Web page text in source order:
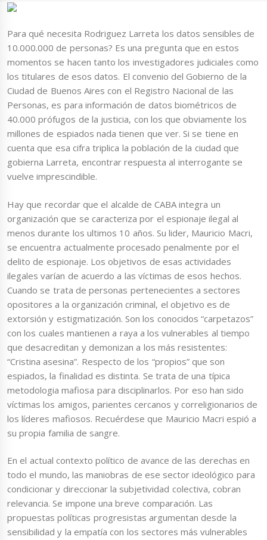
Para qué necesita Rodriguez Larreta los datos sensibles de
10.000.000 de personas? Es una pregunta que en estos
momentos se hacen tanto los investigadores judiciales como
los titulares de esos datos. El convenio del Gobierno de la
Ciudad de Buenos Aires con el Registro Nacional de las
Personas, es para información de datos biométricos de
40.000 prófugos de la justicia, con los que obviamente los
millones de espiados nada tienen que ver. Si se tiene en
cuenta que esa cifra triplica la población de la ciudad que
gobierna Larreta, encontrar respuesta al interrogante se
vuelve imprescindible.
Hay que recordar que el alcalde de CABA integra un
organización que se caracteriza por el espionaje ilegal al
menos durante los ultimos 10 años. Su lider, Mauricio Macri,
se encuentra actualmente procesado penalmente por el
delito de espionaje. Los objetivos de esas actividades
ilegales varían de acuerdo a las víctimas de esos hechos.
Cuando se trata de personas pertenecientes a sectores
opositores a la organización criminal, el objetivo es de
extorsión y estigmatización. Son los conocidos “carpetazos”
con los cuales mantienen a raya a los vulnerables al tiempo
que desacreditan y demonizan a los más resistentes:
“Cristina asesina”. Respecto de los “propios” que son
espiados, la finalidad es distinta. Se trata de una típica
metodologia mafiosa para disciplinarlos. Por eso han sido
víctimas los amigos, parientes cercanos y correligionarios de
los líderes mafiosos. Recuérdese que Mauricio Macri espió a
su propia familia de sangre.
En el actual contexto político de avance de las derechas en
todo el mundo, las maniobras de ese sector ideológico para
condicionar y direccionar la subjetividad colectiva, cobran
relevancia. Se impone una breve comparación. Las
propuestas políticas progresistas argumentan desde la
sensibilidad y la empatía con los sectores más vulnerables